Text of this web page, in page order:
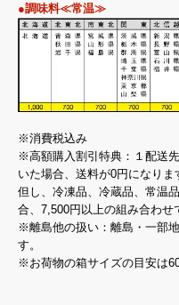
●調味料≪常温≫
※消費税込み
※高額購入割引特典：１配送
いた場合、送料が0円になりま
但し、冷凍品、冷蔵品、常温
合、7,500円以上の組み合わせ
※離島他の扱い：離島・一部
す。
※お荷物の箱サイズの目安は